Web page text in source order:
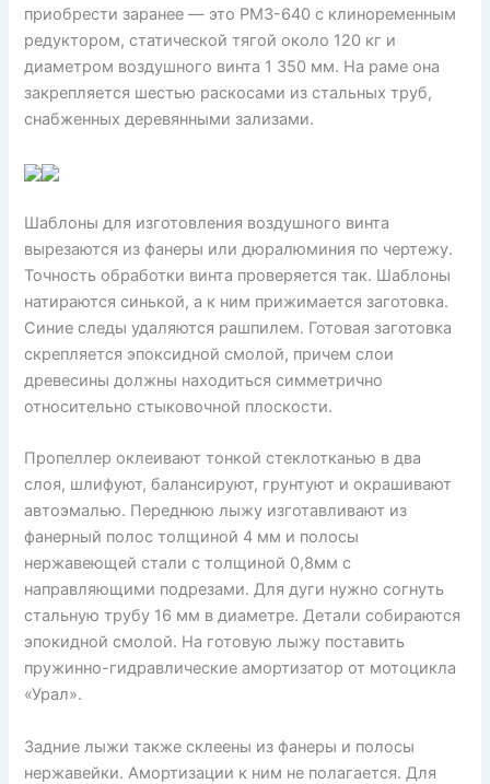
приобрести заранее — это РМЗ-640 с клиноременным
редуктором, статической тягой около 120 кг и
диаметром воздушного винта 1 350 мм. На раме она
закрепляется шестью раскосами из стальных труб,
снабженных деревянными зализами.
Шаблоны для изготовления воздушного винта
вырезаются из фанеры или дюралюминия по чертежу.
Точность обработки винта проверяется так. Шаблоны
натираются синькой, а к ним прижимается заготовка.
Синие следы удаляются рашпилем. Готовая заготовка
скрепляется эпоксидной смолой, причем слои
древесины должны находиться симметрично
относительно стыковочной плоскости.
Пропеллер оклеивают тонкой стеклотканью в два
слоя, шлифуют, балансируют, грунтуют и окрашивают
автоэмалью. Переднюю лыжу изготавливают из
фанерный полос толщиной 4 мм и полосы
нержавеющей стали с толщиной 0,8мм с
направляющими подрезами. Для дуги нужно согнуть
стальную трубу 16 мм в диаметре. Детали собираются
эпокидной смолой. На готовую лыжу поставить
пружинно-гидравлические амортизатор от мотоцикла
«Урал».
Задние лыжи также склеены из фанеры и полосы
нержавейки. Амортизации к ним не полагается. Для